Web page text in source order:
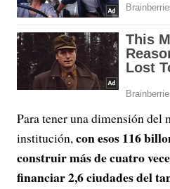
Para tener una dimensión del
institución,con esos 116
construir más de cuatro
financiar 2,6 ciudades del